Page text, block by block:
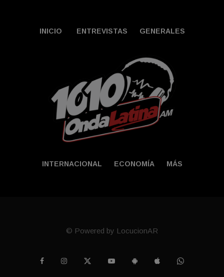
INICIO ENTREVISTAS GENERALES
INTERNACIONAL ECONOMÍA MÁS
© Powered by LocucionAR